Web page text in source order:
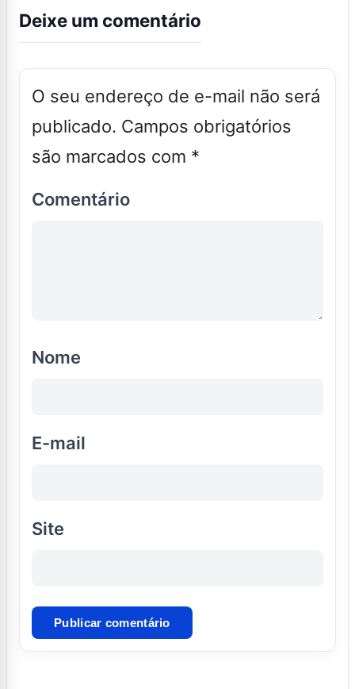
Deixe um comentário
O seu endereço de e-mail não será
publicado. Campos obrigatórios
são marcados com *
Comentário
Nome
E-mail
Site